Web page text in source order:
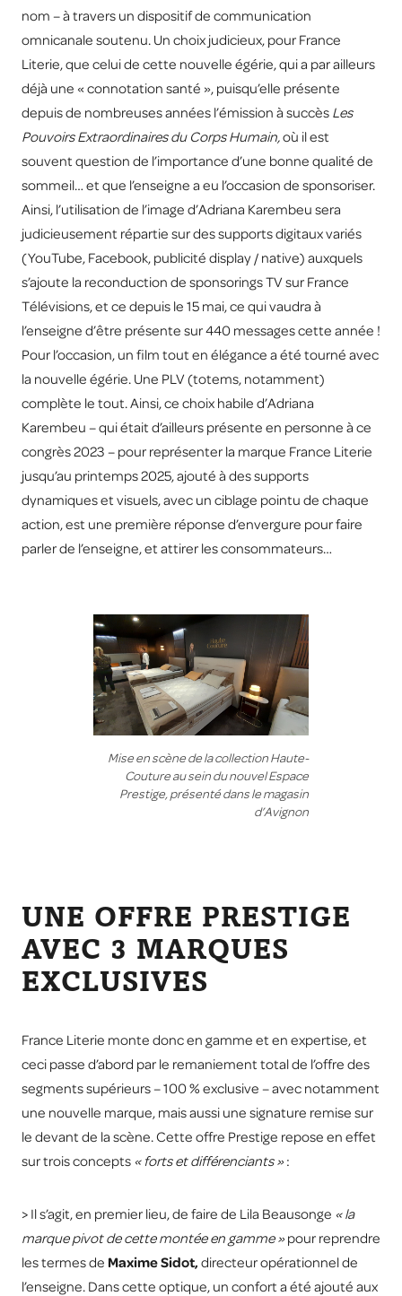
nom – à travers un dispositif de communication
omnicanale soutenu. Un choix judicieux, pour France
Literie, que celui de cette nouvelle égérie, qui a par ailleurs
déjà une « connotation santé », puisqu’elle présente
depuis de nombreuses années l’émission à succès Les
Pouvoirs Extraordinaires du Corps Humain,où il est
souvent question de l’importance d’une bonne qualité de
sommeil… et que l’enseigne a eu l’occasion de sponsoriser.
Ainsi, l’utilisation de l’image d’Adriana Karembeu sera
judicieusement répartie sur des supports digitaux variés
(YouTube, Facebook, publicité display / native) auxquels
s’ajoute la reconduction de sponsorings TV sur France
Télévisions, et ce depuis le 15 mai, ce qui vaudra à
l’enseigne d’être présente sur 440 messages cette année !
Pour l’occasion, un film tout en élégance a été tourné avec
la nouvelle égérie. Une PLV (totems, notamment)
complète le tout. Ainsi, ce choix habile d’Adriana
Karembeu – qui était d’ailleurs présente en personne à ce
congrès 2023 – pour représenter la marque France Literie
jusqu’au printemps 2025, ajouté à des supports
dynamiques et visuels, avec un ciblage pointu de chaque
action, est une première réponse d’envergure pour faire
parler de l’enseigne, et attirer les consommateurs…
Mise en scène de la collection Haute-
Couture au sein du nouvel Espace
Prestige, présenté dans le magasin
d’Avignon
UNE OFFRE PRESTIGE
AVEC 3 MARQUES
EXCLUSIVES
France Literie monte donc en gamme et en expertise, et
ceci passe d’abord par le remaniement total de l’offre des
segments supérieurs – 100 % exclusive – avec notamment
une nouvelle marque, mais aussi une signature remise sur
le devant de la scène. Cette offre Prestige repose en effet
sur trois concepts « forts et différenciants » :
> Il s’agit, en premier lieu, de faire de Lila Beausonge « la
marque pivot de cette montée en gamme » pour reprendre
les termes de Maxime Sidot, directeur opérationnel de
l’enseigne. Dans cette optique, un confort a été ajouté aux